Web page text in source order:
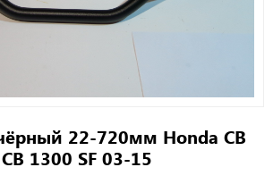
22-720мм Honda CB
1300 SF 03-15